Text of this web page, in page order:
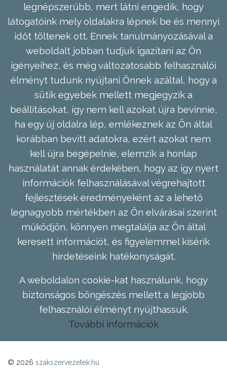
legnépszerűbb, mert látni engedik, hogy
látogatóink mely oldalakra lépnek be és mennyi
időt töltenek ott. Ennek tanulmányozásával a
weboldalt jobban tudjuk igazítani az Ön
igényeihez, és még változatosabb felhasználói
élményt tudunk nyújtani Önnek azáltal, hogy a
sütik egyebek mellett megjegyzik a
beállításokat, így nem kell azokat újra bevinnie,
ha egy új oldalra lép, emlékeznek az Ön által
korábban bevitt adatokra, ezért azokat nem
kell újra begépelnie, elemzik a honlap
használatát annak érdekében, hogy az így nyert
információk felhasználásával végrehajtott
fejlesztések eredményeként az a lehető
legnagyobb mértékben az Ön elvárásai szerint
működjön, könnyen megtalálja az Ön által
keresett információt, és figyelemmel kísérik
hirdetéseink hatékonyságát.
A weboldalon cookie-kat használunk, hogy
biztonságos böngészés mellett a legjobb
felhasználói élményt nyújthassuk.
További információk
© 2026 szakszervezetek.hu